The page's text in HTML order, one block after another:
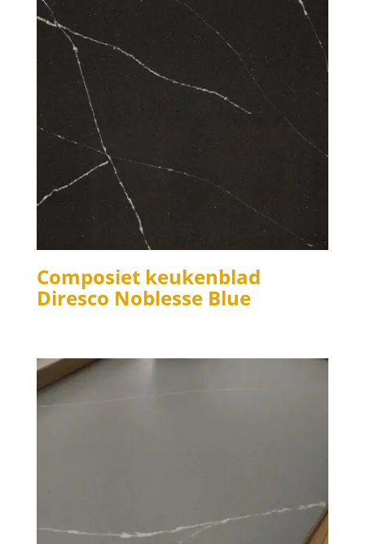
Composiet keukenblad
Diresco Noblesse Blue